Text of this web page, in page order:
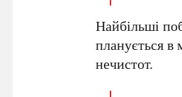
Найбільші
планується в
нечистот.